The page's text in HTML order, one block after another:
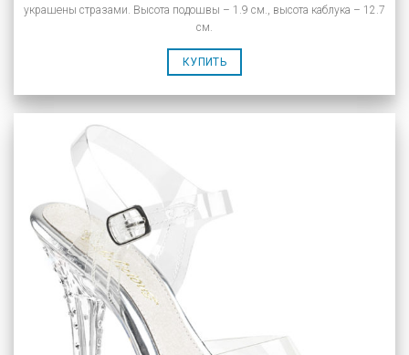
украшены стразами. Высота подошвы – 1.9 см., высота каблука – 12.7
см.
КУПИТЬ